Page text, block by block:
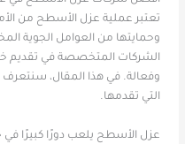
تعتبر عملية عزل الأسطح من
وحمايتها من العوامل الجوية
الشركات المتخصصة في تقديم
وفعالة. في هذا المقال، سنتعرف
التي تقدمها.
عزل الأسطح يلعب دورًا كبيرًا في